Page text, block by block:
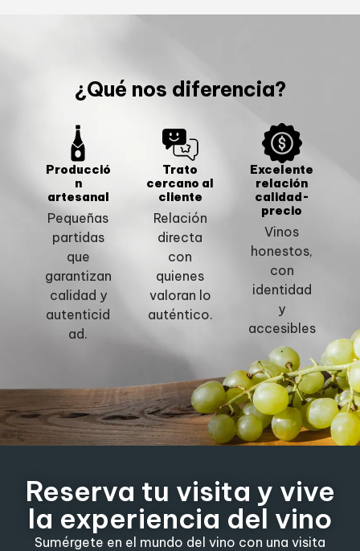
¿Qué nos diferencia?
Producció
n
artesanal
Pequeñas
partidas
que
garantizan
calidad y
autenticid
ad.
Trato
cercano al
cliente
Relación
directa
con
quienes
valoran lo
auténtico.
Excelente
relación
calidad-
precio
Vinos
honestos,
con
identidad
y
accesibles
.
Reserva tu visita y vive
la experiencia del vino
Sumérgete en el mundo del vino con una visita